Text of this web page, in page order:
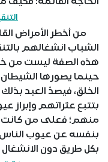
من أخطر الأمراض
الشباب انشغالهم
هذه الصفة ليست من
حينما يصورها
الخلق، فيصدّ العبد
بتتبع عثراتهم وإبراز
منهم؛ فعلى من كانت
بنفسه عن عيوب
بكل طريق دون